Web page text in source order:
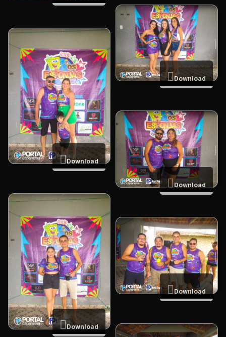
Download
Download
Download
Download
Download